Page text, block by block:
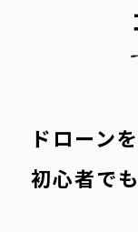
ドローン
初心者で